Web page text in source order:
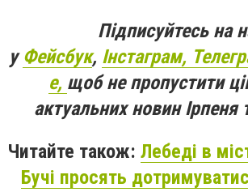
Підписуйтесь на
уФейсбук, Інстаграм,
e, щоб не пропустити
актуальних новин Ірпеня
Читайте також: Лебеді в
Бучі просять